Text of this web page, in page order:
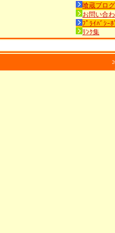
喰蔵ブログ
お問い合
ﾌﾟﾗｲﾊﾞｼｰ
ﾘﾝｸ集